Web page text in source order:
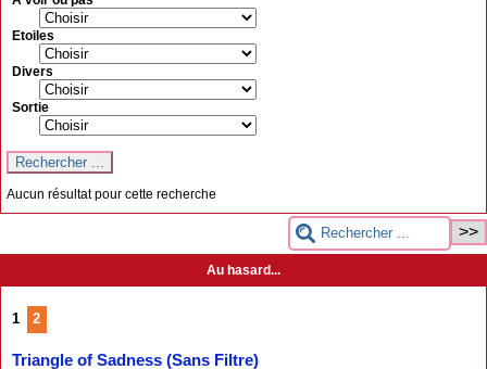
Etoiles
Divers
Sortie
Aucun résultat pour cette recherche
Au hasard...
1 2
Triangle of Sadness (Sans Filtre)